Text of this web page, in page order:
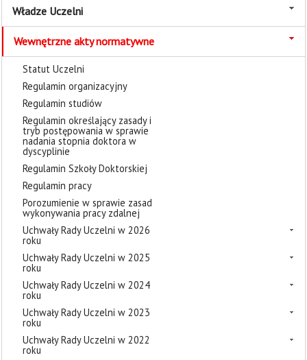
Władze Uczelni
Wewnętrzne akty normatywne
Statut Uczelni
Regulamin organizacyjny
Regulamin studiów
Regulamin określający zasady i
tryb postępowania w sprawie
nadania stopnia doktora w
dyscyplinie
Regulamin Szkoły Doktorskiej
Regulamin pracy
Porozumienie w sprawie zasad
wykonywania pracy zdalnej
Uchwały Rady Uczelni w 2026
roku
Uchwały Rady Uczelni w 2025
roku
Uchwały Rady Uczelni w 2024
roku
Uchwały Rady Uczelni w 2023
roku
Uchwały Rady Uczelni w 2022
roku